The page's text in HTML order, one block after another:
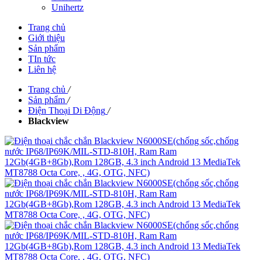
Unihertz
Trang chủ
Giới thiệu
Sản phẩm
TIn tức
Liên hệ
Trang chủ /
Sản phẩm /
Điện Thoại Di Động /
Blackview